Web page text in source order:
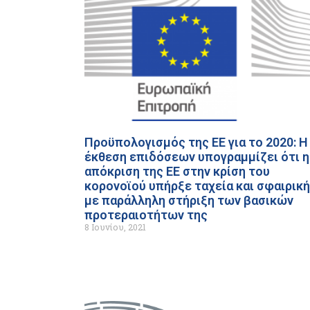
Προϋπολογισμός της ΕΕ για το 2020: Η
έκθεση επιδόσεων υπογραμμίζει ότι η
απόκριση της ΕΕ στην κρίση του
κορονοϊού υπήρξε ταχεία και σφαιρική
με παράλληλη στήριξη των βασικών
προτεραιοτήτων της
8 Ιουνίου, 2021